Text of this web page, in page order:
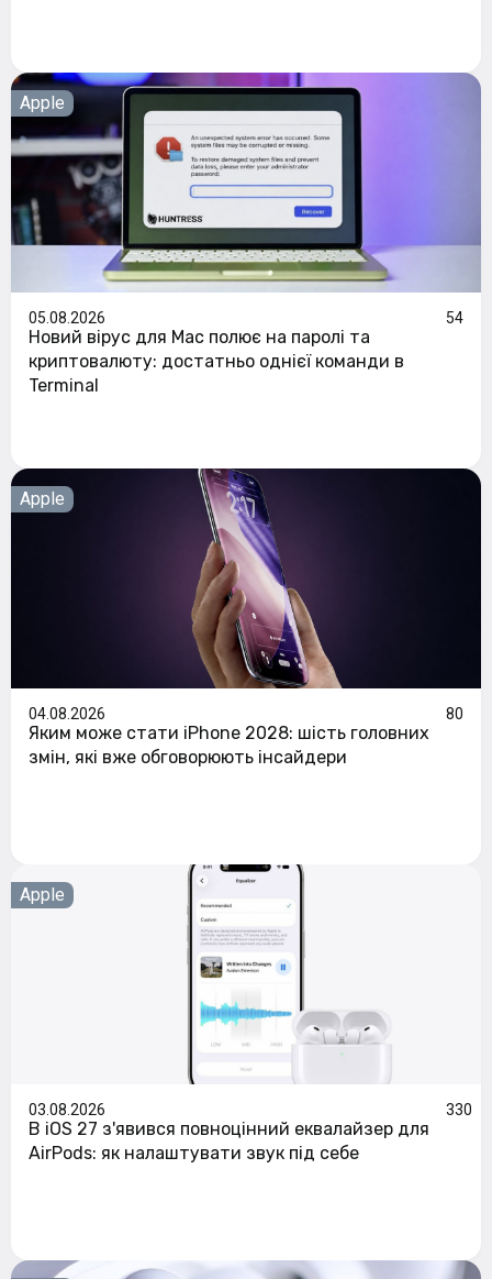
Apple
05.08.2026 54
Новий вірус для Mac полює на паролі та
криптовалюту: достатньо однієї команди в
Terminal
Apple
04.08.2026 80
Яким може стати iPhone 2028: шість головних
змін, які вже обговорюють інсайдери
Apple
03.08.2026 330
В iOS 27 з'явився повноцінний еквалайзер для
AirPods: як налаштувати звук під себе